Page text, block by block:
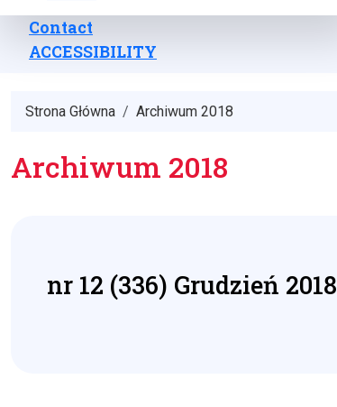
Contact
ACCESSIBILITY
Strona Główna Archiwum 2018
Archiwum 2018
nr 12 (336) Grudzień 2018